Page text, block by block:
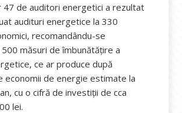
47 de auditori energetici a rezultat
audituri energetice la 330
recomandându-se
măsuri de îmbunătăţire a
ce ar produce după
economii de energie estimate la
cu o cifră de investiţii de cca
lei.